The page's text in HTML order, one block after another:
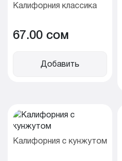
Калифорния классика
67.00 cом
Добавить
Калифорния с кунжутом